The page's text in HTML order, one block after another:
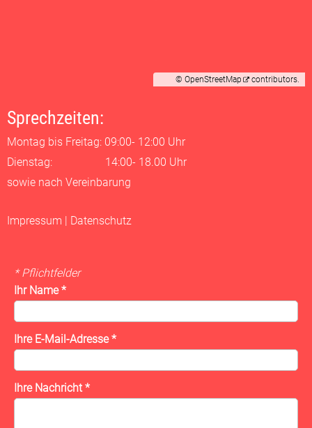
©OpenStreetMap contributors.
Sprechzeiten:
Montag bis Freitag: 09:00- 12:00 Uhr
Dienstag: 14:00- 18.00 Uhr
sowie nach Vereinbarung
Impressum Datenschutz
* Pflichtfelder
Ihr Name*
Ihre E-Mail-Adresse*
Ihre Nachricht*